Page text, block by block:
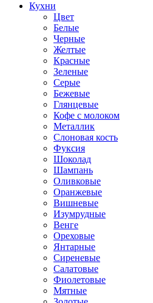
Кухни
Цвет
Белые
Черные
Желтые
Красные
Зеленые
Серые
Бежевые
Глянцевые
Кофе с молоком
Металлик
Слоновая кость
Фуксия
Шоколад
Шампань
Оливковые
Оранжевые
Вишневые
Изумрудные
Венге
Ореховые
Янтарные
Сиреневые
Салатовые
Фиолетовые
Мятные